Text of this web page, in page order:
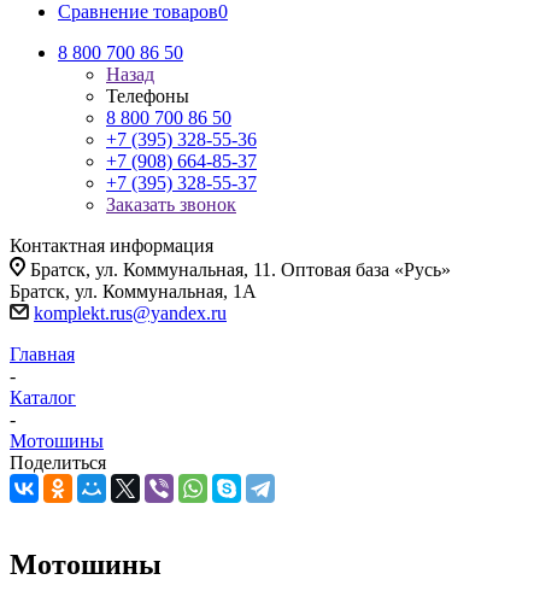
Сравнение товаров0
8 800 700 86 50
Назад
Телефоны
8 800 700 86 50
+7 (395) 328-55-36
+7 (908) 664-85-37
+7 (395) 328-55-37
Заказать звонок
Контактная информация
Братск, ул. Коммунальная, 11. Оптовая база «Русь»
Братск, ул. Коммунальная, 1А
komplekt.rus@yandex.ru
Главная
-
Каталог
-
Мотошины
Поделиться
Мотошины